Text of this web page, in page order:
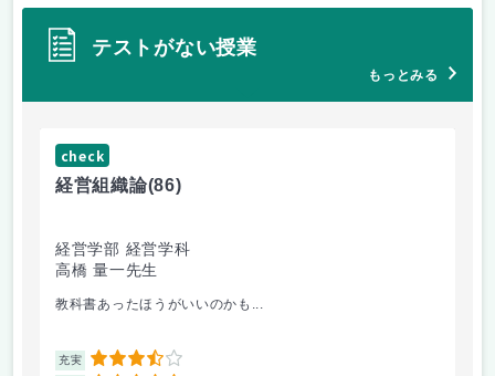
テストがない授業
もっとみる
check
経営組織論(86)
経営学部 経営学科
高橋 量一先生
教科書あったほうがいいのかも...
充実 3.5